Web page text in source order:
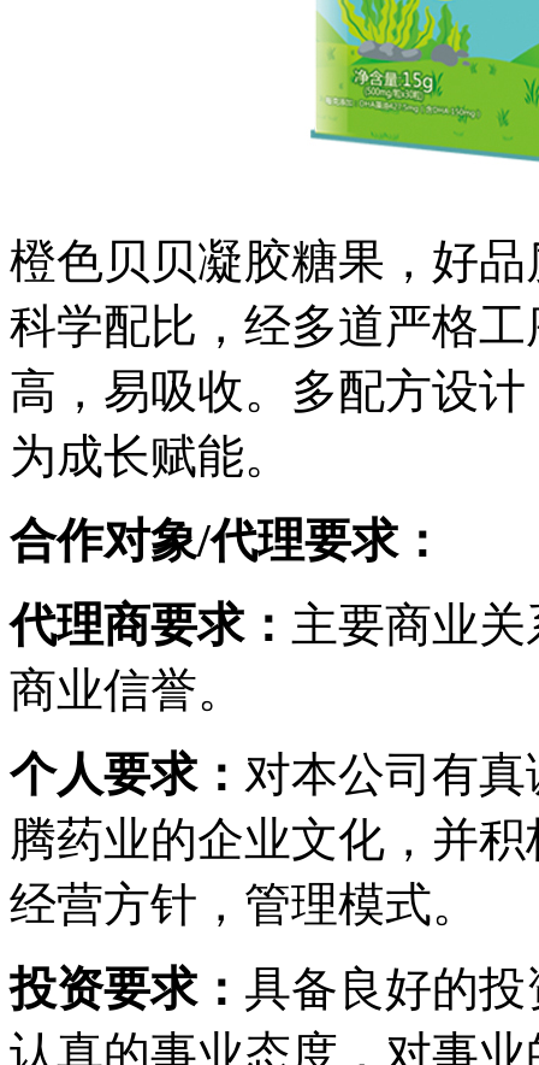
橙色贝贝凝胶糖果，好
科学配比，经多道严格
高，易吸收。多配方设
为成长赋能。
合作对象/代理要求：
代理商要求： 主要商业
商业信誉。
个人要求： 对本公司有
腾药业的企业文化，并
经营方针，管理模式。
投资要求： 具备良好的
认真的事业态度，对事